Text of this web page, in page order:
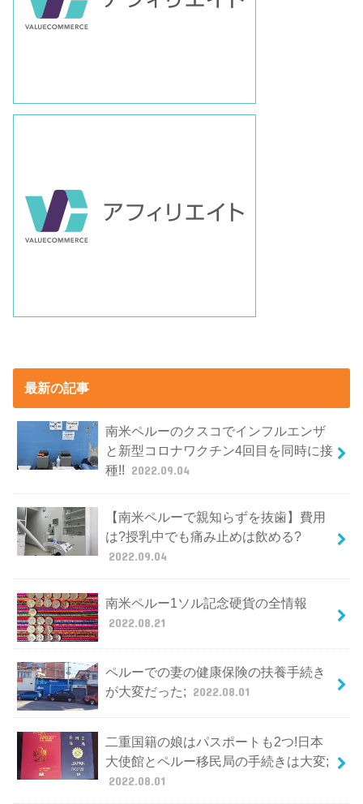
最新の記事
南米ペルーのクスコでインフルエンザ
と新型コロナワクチン4回目を同時に接
種!! 2022.09.04
【南米ペルーで親知らずを抜歯】費用
は?授乳中でも痛み止めは飲める?
2022.09.04
南米ペルー1ソル記念硬貨の全情報
2022.08.21
ペルーでの妻の健康保険の扶養手続き
が大変だった; 2022.08.01
二重国籍の娘はパスポートも2つ!日本
大使館とペルー移民局の手続きは大変;
2022.08.01